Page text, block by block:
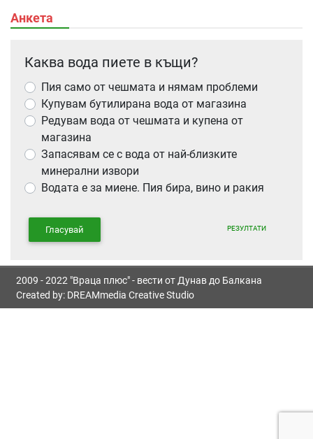
Анкета
Каква вода пиете в къщи?
Пия само от чешмата и нямам проблеми
Купувам бутилирана вода от магазина
Редувам вода от чешмата и купена от
магазина
Запасявам се с вода от най-близките
минерални извори
Водата е за миене. Пия бира, вино и ракия
Гласувай РЕЗУЛТАТИ
2009 - 2022 "Враца плюс" - вести от Дунав до Балкана
Created by: DREAMmedia Creative Studio